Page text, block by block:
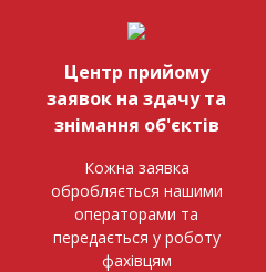
Центр прийому
заявок на здачу та
знімання об'єктів
Кожна заявка
обробляється нашими
операторами та
передається у роботу
фахівцям